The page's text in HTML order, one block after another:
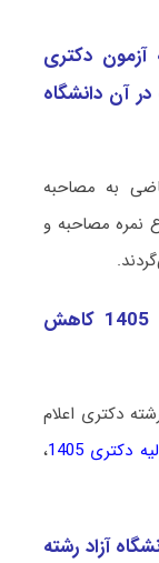
دکتری
آن دانشگاه
به مصاحبه
نمره مصاحبه و
ظرفیت آزمون دکتری ریاضی در سال 1405 کاهش
دکتری اعلام
دکتری 1405
،
آزاد رشته